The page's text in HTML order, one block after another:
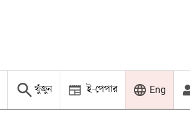
খুঁজুন ই-পেপার Eng